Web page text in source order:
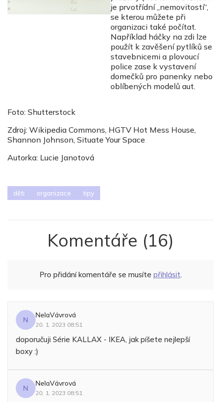
je prvotřídní „nemovitostí“,
se kterou můžete při
organizaci také počítat.
Například háčky na zdi lze
použít k zavěšení pytlíků se
stavebnicemi a plovoucí
police zase k vystavení
domečků pro panenky nebo
oblíbených modelů aut.
Foto: Shutterstock
Zdroj: Wikipedia Commons, HGTV Hot Mess House,
Shannon Johnson, Situate Your Space
Autorka: Lucie Janotová
děti organizace tipy
Komentáře (16)
Pro přidání komentáře se musíte přihlásit.
N
NelaVávrová
20. 1. 2023 08:51
doporučuji Série KALLAX - IKEA, jak píšete nejlepší
boxy :)
N
NelaVávrová
20. 1. 2023 08:51